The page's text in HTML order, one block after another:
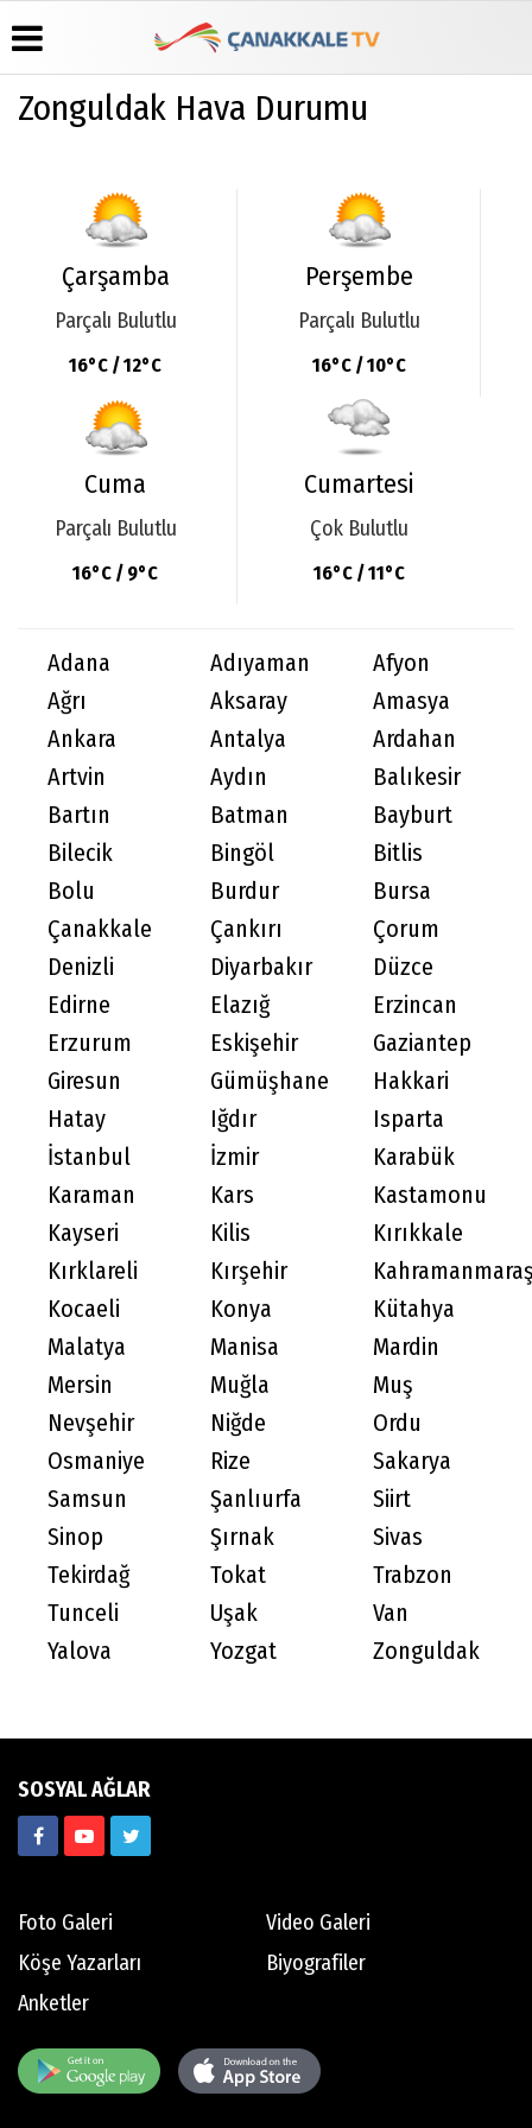
Arşivi
Gazete
Arşivi
Günün
Haberleri
Video
Galeri
Galeri
Zonguldak Hava Durumu
Çarşamba
Parçalı Bulutlu
16°C / 12°C
Perşembe
Parçalı Bulutlu
16°C / 10°C
Cuma
Parçalı Bulutlu
16°C / 9°C
Cumartesi
Çok Bulutlu
16°C / 11°C
Adana Adıyaman
Afyon
Ağrı
Aksaray
Amasya
Ankara
Antalya
Ardahan
Artvin
Aydın
Balıkesir
Bartın
Batman
Bayburt
Bilecik
Bingöl
Bitlis
Bolu
Burdur
Bursa
Çanakkale
Çankırı
Çorum
Denizli
Diyarbakır
Düzce
Edirne
Elazığ
Erzincan
Erzurum
Eskişehir
Gaziantep
Giresun
Gümüşhane
Hakkari
Hatay
Iğdır
Isparta
İstanbul
İzmir
Karabük
Karaman
Kars
Kastamonu
Kayseri
Kilis
Kırıkkale
Kırklareli
Kırşehir
Kocaeli
Konya
Kütahya
Malatya
Manisa
Mardin
Mersin
Muğla
Muş
Nevşehir
Niğde
Ordu
Osmaniye
Rize
Sakarya
Samsun
Şanlıurfa
Siirt
Sinop
Şırnak
Sivas
Tekirdağ
Tokat
Trabzon
Tunceli
Uşak
Van
Yalova
Yozgat Zonguldak
SOSYAL AĞLAR
Foto Galeri
Video Galeri
Köşe Yazarları
Biyografiler
Anketler